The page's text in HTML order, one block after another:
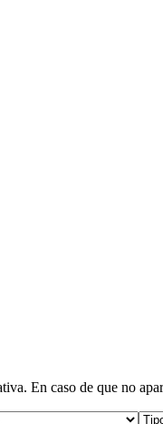
En caso de que no